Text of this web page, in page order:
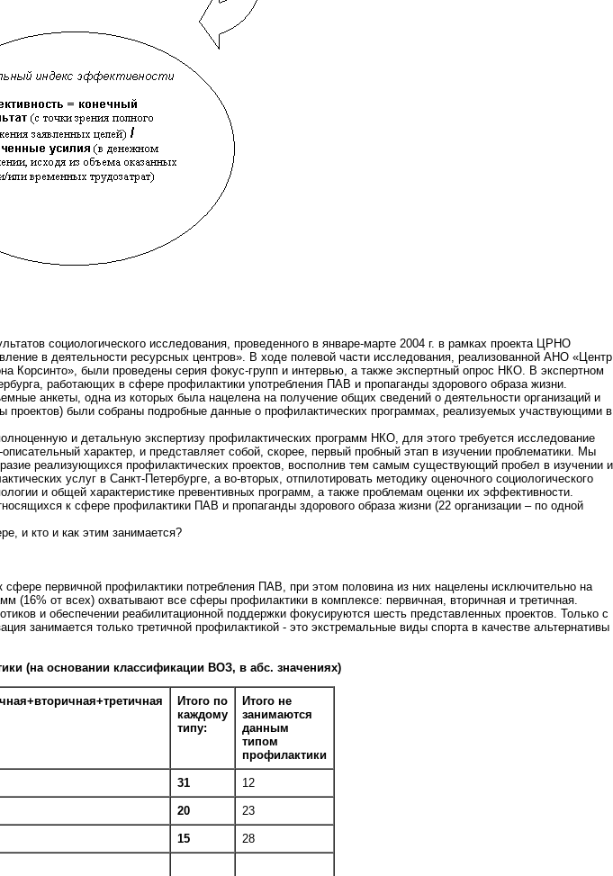
социологического исследования, проведенного в январе-марте 2004 г. в рамках проекта ЦРНО
в деятельности ресурсных центров». В ходе полевой части исследования, реализованной АНО «Центр
Корсинто», были проведены серия фокус-групп и интервью, а также экспертный опрос НКО. В экспертном
работающих в сфере профилактики употребления ПАВ и пропаганды здорового образа жизни.
анкеты, одна из которых была нацелена на получение общих сведений о деятельности организаций и
проектов) были собраны подробные данные о профилактических программах, реализуемых участвующими в
и детальную экспертизу профилактических программ НКО, для этого требуется исследование
характер, и представляет собой, скорее, первый пробный этап в изучении проблематики. Мы
реализующихся профилактических проектов, восполнив тем самым существующий пробел в изучении и
услуг в Санкт-Петербурге, а во-вторых, отпилотировать методику оценочного социологического
и общей характеристике превентивных программ, а также проблемам оценки их эффективности.
к сфере профилактики ПАВ и пропаганды здорового образа жизни (22 организации – по одной
и кто и как этим занимается?
первичной профилактики потребления ПАВ, при этом половина из них нацелены исключительно на
(16% от всех) охватывают все сферы профилактики в комплексе: первичная, вторичная и третичная.
и обеспечении реабилитационной поддержки фокусируются шесть представленных проектов. Только с
занимается только третичной профилактикой - это экстремальные виды спорта в качестве альтернативы
(на основании классификации ВОЗ, в абс. значениях)
Итого по
каждому
типу:
Итого не
занимаются
данным
типом
профилактики
31 12
20 23
15 28